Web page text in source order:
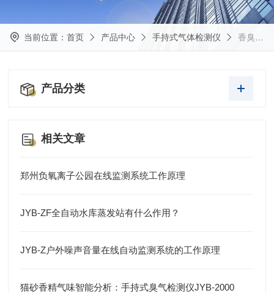
当前位置： 首页 产品中心 手持式气体检测仪 香臭气检测仪
产品分类
相关文章
郑州负氧离子公园在线监测系统工作原理
JYB-ZF全自动水库蒸发站有什么作用？
JYB-Z户外噪声音量在线自动监测系统的工作原理
猫砂香精气味智能分析：手持式臭气检测仪JYB-2000